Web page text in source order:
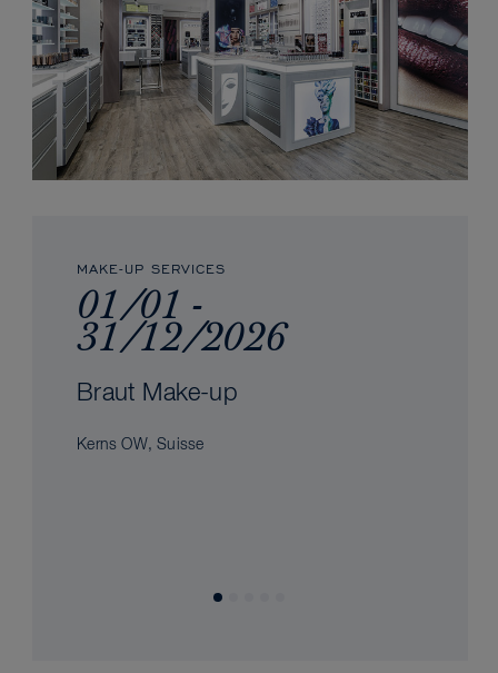
MAKE-UP SERVICES
01/01 -
31/12/2026
Braut Make-up
Kerns OW, Suisse